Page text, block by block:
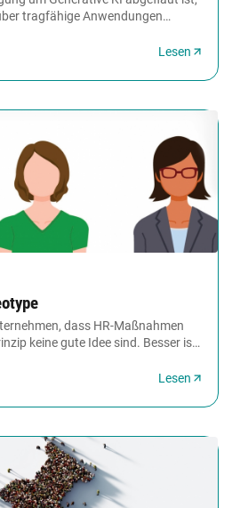
tragfähige Anwendungen
Lesen
dass HR-Maßnahmen
keine gute Idee sind. Besser ist
Lesen